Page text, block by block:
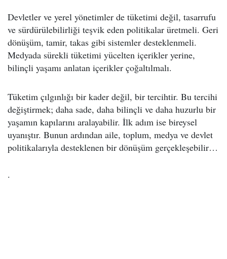
Devletler ve yerel yönetimler de tüketimi değil, tasarrufu
ve sürdürülebilirliği teşvik eden politikalar üretmeli. Geri
dönüşüm, tamir, takas gibi sistemler desteklenmeli.
Medyada sürekli tüketimi yücelten içerikler yerine,
bilinçli yaşamı anlatan içerikler çoğaltılmalı.
Tüketim çılgınlığı bir kader değil, bir tercihtir. Bu tercihi
değiştirmek; daha sade, daha bilinçli ve daha huzurlu bir
yaşamın kapılarını aralayabilir. İlk adım ise bireysel
uyanıştır. Bunun ardından aile, toplum, medya ve devlet
politikalarıyla desteklenen bir dönüşüm gerçekleşebilir…
·